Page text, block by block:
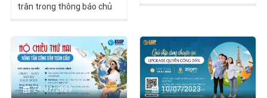
trân trong thông báo chủ
đáp cùng chuyên gia:
Hungary có phải là chương
trình tốt nhất năm 2023”
sẽ chính thức diễn ra vào
14h30, thứ Tư, ngày
24/07/2023 10/07/2023